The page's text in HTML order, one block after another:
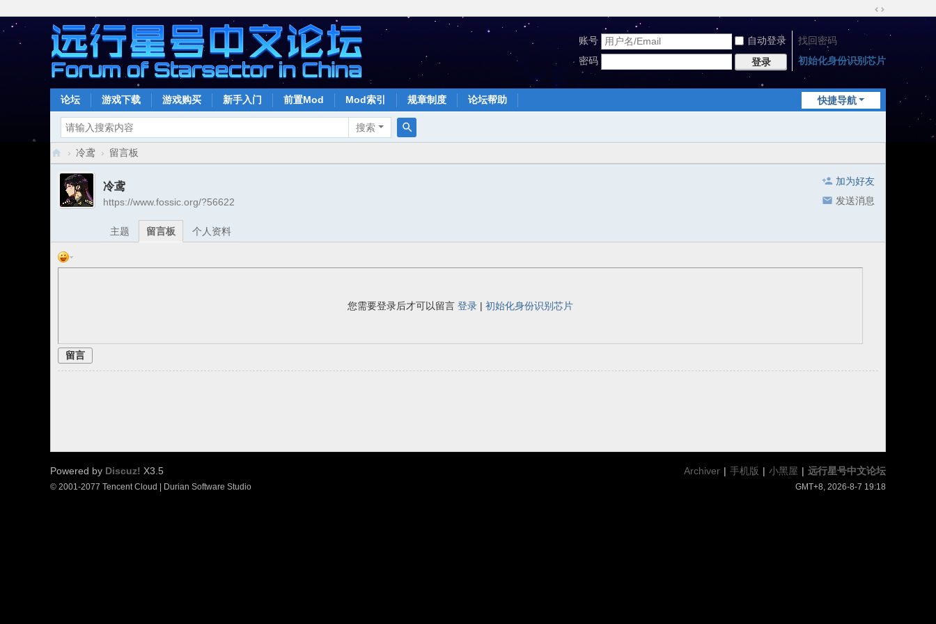
宽
账号 自动登录
找回密码
密码
登录 初始化身份识别芯片
快捷导航
论坛 游戏下载 游戏购买 新手入门 前置Mod Mod索引 规章制度 论坛帮助
搜索
搜
索
远
中
› 冷鸢 › 留言板
加为好友
发送消息
冷鸢
https://www.fossic.org/?56622
主题 留言板 个人资料
您需要登录后才可以留言登录 |初始化身份识别芯片
留言
Archiver | 手机版 | 小黑屋 | 远行星号中文论坛
GMT+8, 2026-8-7 19:18
Powered by Discuz! X3.5
© 2001-2077 Tencent Cloud | Durian Software Studio